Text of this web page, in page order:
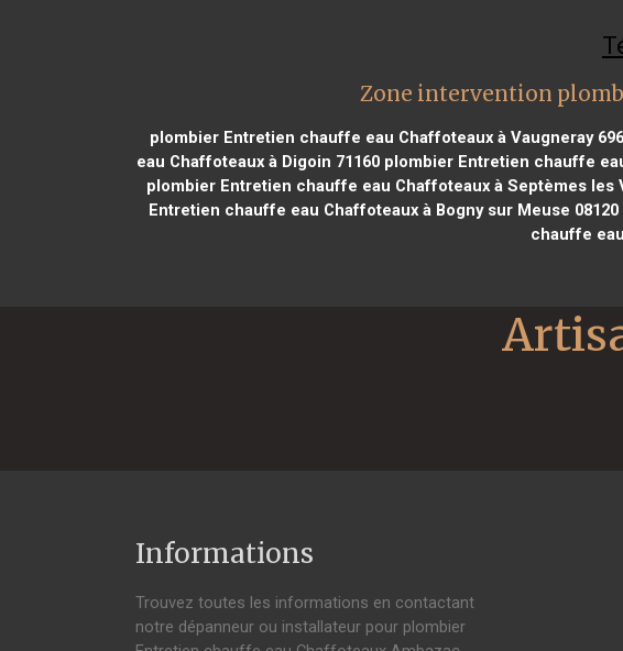
Zone intervention
plombier Entretien chauffe eau Chaffoteaux à Vaugneray
eau Chaffoteaux à Digoin 71160 plombier Entretien chauffe
plombier Entretien chauffe eau Chaffoteaux à Septèmes les
Entretien chauffe eau Chaffoteaux à Bogny sur Meuse 08120
chauffe
Informations
Trouvez toutes les informations en contactant
notre dépanneur ou installateur pour plombier